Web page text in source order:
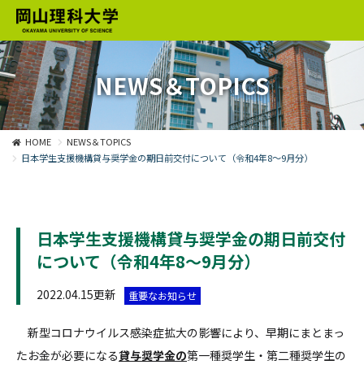
NEWS＆TOPICS
HOME
NEWS＆TOPICS
日本学生支援機構貸与奨学金の期日前交付について（令和4年8～9月分）
日本学生支援機構貸与奨学金の期日前交付
について（令和4年8～9月分）
2022.04.15更新 重要なお知らせ
新型コロナウイルス感染症拡大の影響により、早期にまとまっ
たお金が必要になる貸与奨学金の第一種奨学生・第二種奨学生の